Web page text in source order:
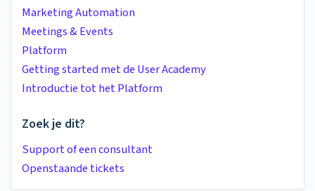
Marketing Automation
Meetings & Events
Platform
Getting started met de User Academy
Introductie tot het Platform
Zoek je dit?
Support of een consultant
Openstaande tickets